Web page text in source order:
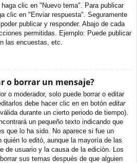
clic en "Nuevo tema". Para publicar
clic en "Enviar respuesta". Seguramente
publicar y responder. Abajo de cada
permitidas. Ejemplo: Puede publicar
las encuestas, etc.
o borrar un mensaje?
o moderador, solo puede borrar o editar
debe hacer clic en en botón editar
durante un cierto periodo de tiempo).
un pequeño texto indicando que
que lo ha sido. No aparece si fue un
quién lo editó, aunque la mayoría de las
de usuario y la causa de la edición. Los
sus temas después de que alguien